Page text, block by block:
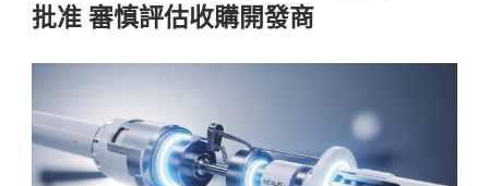
批准 審慎評估收購開發商